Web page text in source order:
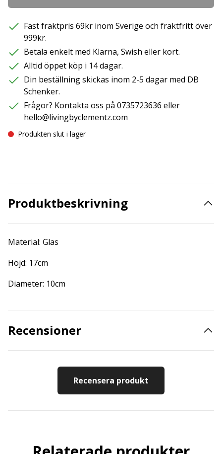
Fast fraktpris 69kr inom Sverige och fraktfritt över
999kr.
Betala enkelt med Klarna, Swish eller kort.
Alltid öppet köp i 14 dagar.
Din beställning skickas inom 2-5 dagar med DB
Schenker.
Frågor? Kontakta oss på 0735723636 eller
hello@livingbyclementz.com
Produkten slut i lager
Produktbeskrivning
Material: Glas
Höjd: 17cm
Diameter: 10cm
Recensioner
Recensera produkt